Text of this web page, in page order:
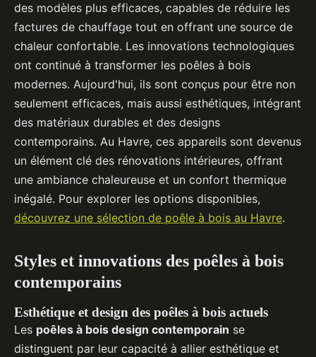
des modèles plus efficaces, capables de réduire les
factures de chauffage tout en offrant une source de
chaleur confortable. Les innovations technologiques
ont continué à transformer les poêles à bois
modernes. Aujourd'hui, ils sont conçus pour être non
seulement efficaces, mais aussi esthétiques, intégrant
des matériaux durables et des designs
contemporains. Au Havre, ces appareils sont devenus
un élément clé des rénovations intérieures, offrant
une ambiance chaleureuse et un confort thermique
inégalé. Pour explorer les options disponibles,
découvrez une sélection de poêle à bois au Havre.
Styles et innovations des poêles à bois
contemporains
Esthétique et design des poêles à bois actuels
Les poêles à bois design contemporain se
distinguent par leur capacité à allier esthétique et